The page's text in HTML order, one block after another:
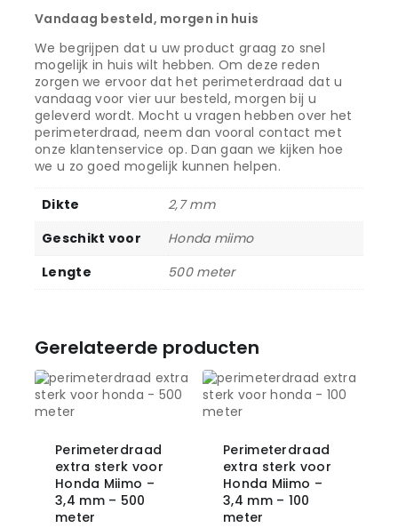
Vandaag besteld, morgen in huis
We begrijpen dat u uw product graag zo snel
mogelijk in huis wilt hebben. Om deze reden
zorgen we ervoor dat het perimeterdraad dat u
vandaag voor vier uur besteld, morgen bij u
geleverd wordt. Mocht u vragen hebben over het
perimeterdraad, neem dan vooral contact met
onze klantenservice op. Dan gaan we kijken hoe
we u zo goed mogelijk kunnen helpen.
Dikte
2,7 mm
Geschikt voor
Honda miimo
Lengte
500 meter
Gerelateerde producten
Perimeterdraad
extra sterk voor
Honda Miimo –
3,4 mm – 500
meter
Perimeterdraad
extra sterk voor
Honda Miimo –
3,4 mm – 100
meter